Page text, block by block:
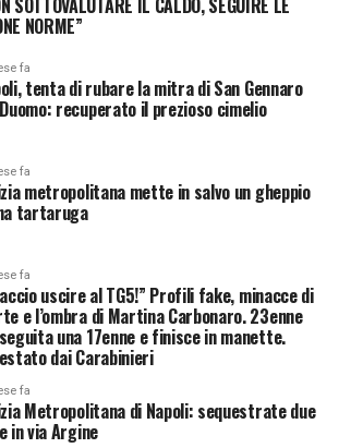
SOTTOVALUTARE IL CALDO, SEGUIRE LE
NORME”
fa
tenta di rubare la mitra di San Gennaro
recuperato il prezioso cimelio
fa
metropolitana mette in salvo un gheppio
tartaruga
fa
uscire al TG5!” Profili fake, minacce di
e l’ombra di Martina Carbonaro. 23enne
una 17enne e finisce in manette.
dai Carabinieri
fa
Metropolitana di Napoli: sequestrate due
in via Argine